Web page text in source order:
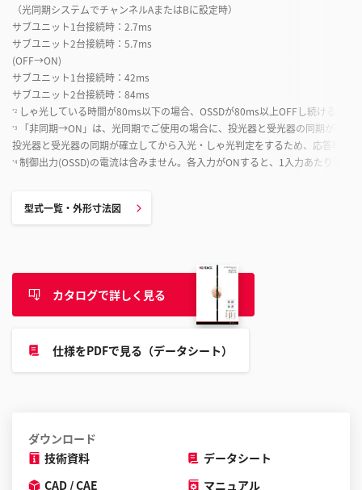
（光同期システムでチャンネルAまたはBに設定時）
サブユニット1台接続時：2.7ms
サブユニット2台接続時：5.7ms
(OFF→ON)
サブユニット1台接続時：42ms
サブユニット2台接続時：84ms
*2 しゃ光している時間が80ms以下の場合、OSSDが80ms以上OFFし続けるこ
*3
「非同期→ON」は、光同期でご使用の場合に、投光器と受光器の同期が取
投光器と受光器の同期が確立してから入光・しゃ光判定をするため、応答時間
*4 制御出力(OSSD)の電流は含みません。各入力がONすると、1入力あたり消費
型式一覧・外形寸法図
カタログで詳しく見る
仕様をPDFで見る（データシート）
ダウンロード
技術資料
データシート
CAD / CAE
マニュアル